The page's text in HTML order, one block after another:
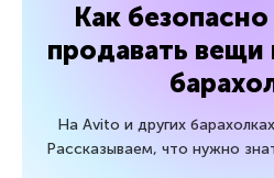
Как
продавать вещи
На Avito и других
Рассказываем, что нужно